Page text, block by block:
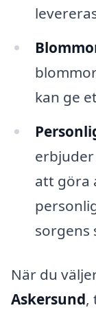
kan ge
att göra
sorgens
När du
Askersund,